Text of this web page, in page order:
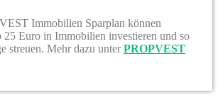
Immobilien Sparplan können
25 Euro in Immobilien investieren und so
streuen. Mehr dazu unterPROPVEST